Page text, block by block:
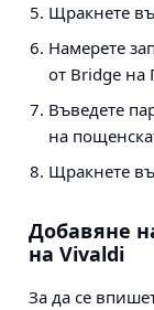
Щракнете
Намерете
от Bridge на
Въведете
на
Щракнете
Добавяне
на Vivaldi
За да се